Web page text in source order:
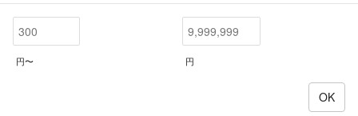
円〜 円